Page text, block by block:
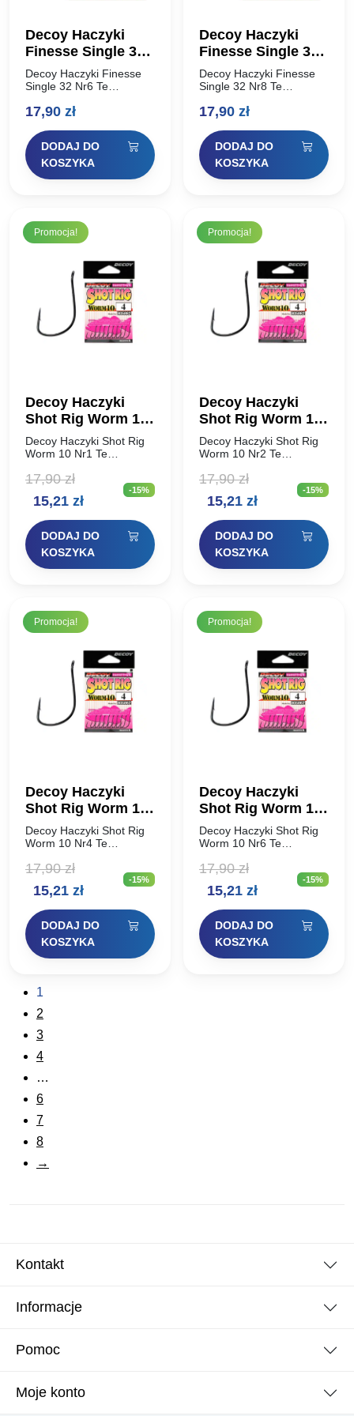
Decoy Haczyki
Finesse Single 32
Nr6
Decoy Haczyki Finesse
Single 32 Nr6 Te
japońskie haczyki są
przy użyciu wybranej stali
wysokowęglowej, aby
zapewnić trwałość i
niezawodność zacięcia…
17,90 zł
DODAJ DO
KOSZYKA
Decoy Haczyki
Finesse Single 32
Nr8
Decoy Haczyki Finesse
Single 32 Nr8 Te
japońskie haczyki są
przy użyciu wybranej stali
wysokowęglowej, aby
zapewnić trwałość i
niezawodność zacięcia…
17,90 zł
DODAJ DO
KOSZYKA
Promocja!
Decoy Haczyki
Shot Rig Worm 10
Nr1
Decoy Haczyki Shot Rig
Worm 10 Nr1 Te
japońskie haczyki są
specjalnie formowane
przy użyciu wybranej stali
zapewnić trwałość i
niezawodność…
17,90zł
Pierwotna
cena
wynosiła:
17,90 zł.
15,21 złAktualna
cena
wynosi:
15,21 zł.
-15%
DODAJ DO
KOSZYKA
Promocja!
Decoy Haczyki
Shot Rig Worm 10
Nr2
Decoy Haczyki Shot Rig
Worm 10 Nr2 Te
japońskie haczyki są
specjalnie formowane
przy użyciu wybranej stali
zapewnić trwałość i
niezawodność…
17,90zł
Pierwotna
cena
wynosiła:
17,90 zł.
15,21 złAktualna
cena
wynosi:
15,21 zł.
-15%
DODAJ DO
KOSZYKA
Promocja!
Decoy Haczyki
Shot Rig Worm 10
Nr4
Decoy Haczyki Shot Rig
Worm 10 Nr4 Te
japońskie haczyki są
specjalnie formowane
przy użyciu wybranej stali
zapewnić trwałość i
niezawodność…
17,90zł
Pierwotna
cena
wynosiła:
17,90 zł.
15,21 złAktualna
cena
wynosi:
15,21 zł.
-15%
DODAJ DO
KOSZYKA
Promocja!
Decoy Haczyki
Shot Rig Worm 10
Nr6
Decoy Haczyki Shot Rig
Worm 10 Nr6 Te
japońskie haczyki są
specjalnie formowane
przy użyciu wybranej stali
zapewnić trwałość i
niezawodność…
17,90zł
Pierwotna
cena
wynosiła:
17,90 zł.
15,21 złAktualna
cena
wynosi:
15,21 zł.
-15%
DODAJ DO
KOSZYKA
1
2
3
4
…
6
7
8
→
Kontakt
Informacje
Pomoc
Moje konto